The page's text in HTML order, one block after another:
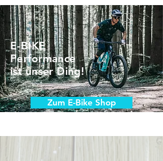
E-BIKE
Performance
ist unser Ding!
Zum E-Bike Shop